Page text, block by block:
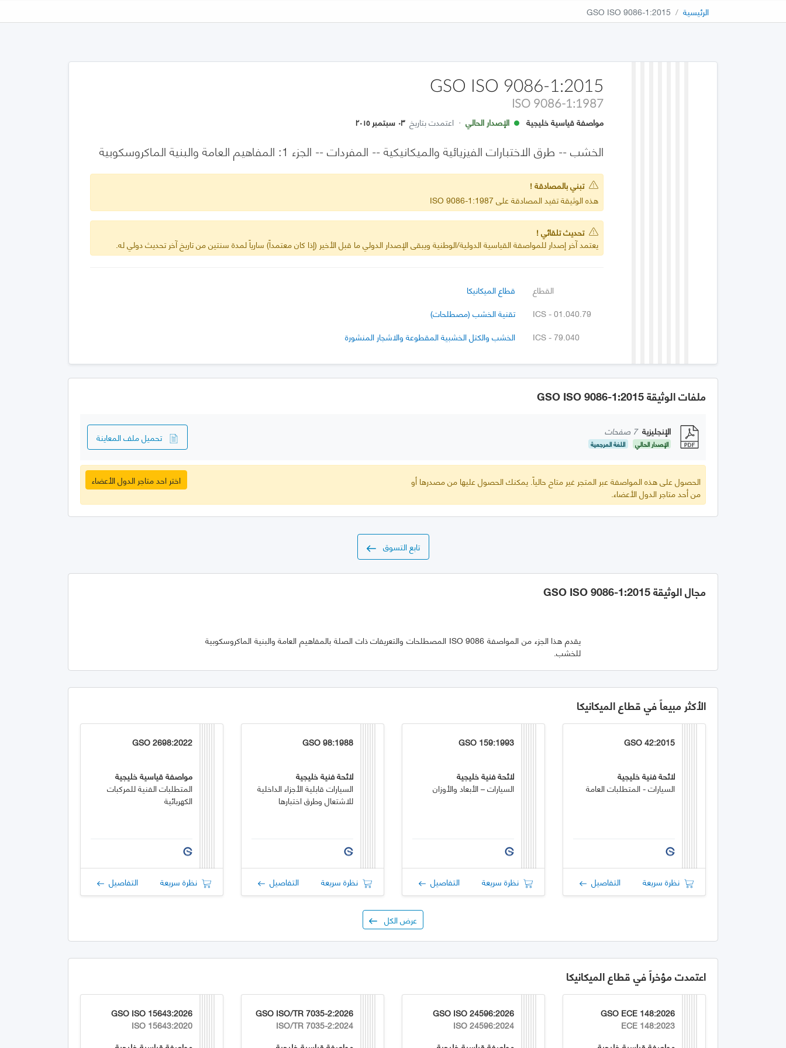
الرئيسية GSO ISO 9086-1:2015
GSO ISO 9086-1:2015
ISO 9086-1:1987
مواصفة قياسية خليجية الإصدار الحالي · اعتمدت بتاريخ ٠٣ سبتمبر ٢٠١٥
الخشب -- طرق الاختبارات الفيزيائية والميكانيكية -- المفردات -- الجزء 1: المفاهيم العامة والبنية الماكروسكوبية
تبني بالمصادقة !
هذه الوثيقة تفيد المصادقة على ISO 9086-1:1987
تحديث تلقائي !
يعتمد آخر إصدار للمواصفة القياسية الدولية/الوطنية ويبقى الإصدار الدولي ما قبل الأخير (إذا كان معتمداً) سارياً لمدة سنتين من تاريخ آخر تحديث دولي له.
القطاع
قطاع الميكانيكا
ICS - 01.040.79
تقنية الخشب (مصطلحات)
ICS - 79.040
الخشب والكتل الخشبية المقطوعة والاشجار المنشورة
ملفات الوثيقة GSO ISO 9086-1:2015
الإنجليزية 7 صفحات
الإصدار الحالي اللغة المرجعية تحميل ملف المعاينة
الحصول على هذه المواصفة عبر المتجر غير متاح حالياً. يمكنك الحصول عليها من مصدرها أو
من أحد متاجر الدول الأعضاء.
اختر احد متاجر الدول الأعضاء
تابع التسوق
مجال الوثيقة GSO ISO 9086-1:2015
يقدم هذا الجزء من المواصفة ISO 9086 المصطلحات والتعريفات ذات الصلة بالمفاهيم العامة والبنية الماكروسكوبية
للخشب.
الأكثر مبيعاً في قطاع الميكانيكا
GSO 42:2015
لائحة فنية خليجية
السيارات - المتطلبات العامة
نظرة سريعة التفاصيل
GSO 159:1993
لائحة فنية خليجية
السيارات – الأبعاد والأوزان
نظرة سريعة التفاصيل
GSO 98:1988
لائحة فنية خليجية
السيارات قابلية الأجزاء الداخلية
للاشتعال وطرق اختبارها
نظرة سريعة التفاصيل
GSO 2698:2022
مواصفة قياسية خليجية
المتطلبات الفنية للمركبات
الكهربائية
نظرة سريعة التفاصيل
عرض الكل
اعتمدت مؤخراً في قطاع الميكانيكا
GSO ECE 148:2026
ECE 148:2023
GSO ISO 24596:2026
ISO 24596:2024
GSO ISO/TR 7035-2:2026
ISO/TR 7035-2:2024
GSO ISO 15643:2026
ISO 15643:2020